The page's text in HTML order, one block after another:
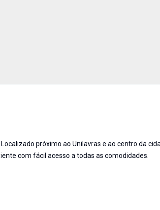
próximo ao Unilavras e ao centro da
com fácil acesso a todas as comodidades.